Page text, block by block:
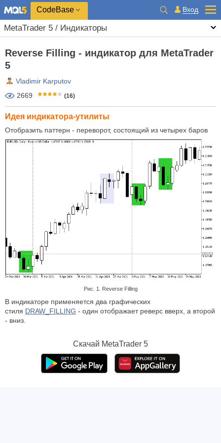
CodeBase Вход
MetaTrader 5 / Индикаторы
Reverse Filling - индикатор для MetaTrader
5
Vladimir Karputov
2669
(16)
Идея индикатора-утилиты
Отобразить паттерн - переворот, состоящий из четырех баров
Рис. 1. Reverse Filling
В индикаторе применяется два графических
стиля DRAW_FILLING - один отображает реверс вверх, а второй
- вниз.
Скачай MetaTrader 5